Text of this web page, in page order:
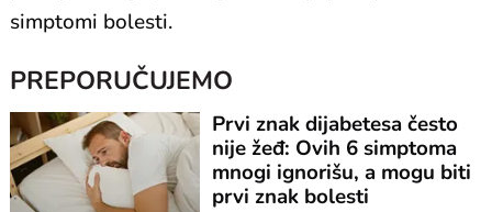
simptomi bolesti.
PREPORUČUJEMO
Prvi znak dijabetesa često
nije žeđ: Ovih 6 simptoma
mnogi ignorišu, a mogu biti
prvi znak bolesti